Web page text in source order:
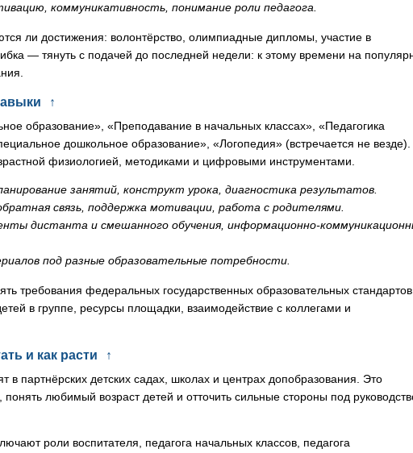
коммуникативность, понимание роли педагога.
ли достижения: волонтёрство, олимпиадные дипломы, участие в
— тянуть с подачей до последней недели: к этому времени на
↑
образование», «Преподавание в начальных классах», «Педагогика
дошкольное образование», «Логопедия» (встречается не везде).
физиологией, методиками и цифровыми инструментами.
занятий, конструкт урока, диагностика результатов.
связь, поддержка мотивации, работа с родителями.
дистанта и смешанного обучения, информационно-
под разные образовательные потребности.
требования федеральных государственных образовательных
в группе, ресурсы площадки, взаимодействие с коллегами и
и как расти ↑
в партнёрских детских садах, школах и центрах допобразования. Это
любимый возраст детей и отточить сильные стороны под
роли воспитателя, педагога начальных классов, педагога